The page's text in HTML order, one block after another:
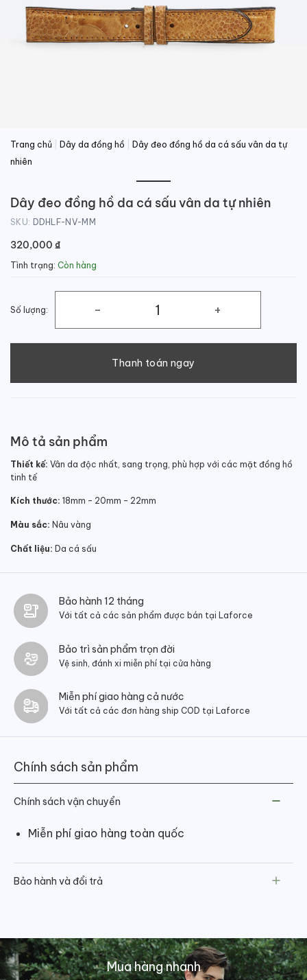
Trang chủ Dây da đồng hồ
Dây đeo đồng hồ da cá sấu vân da tự
nhiên
Dây đeo đồng hồ da cá sấu vân da tự nhiên
SKU: DDHLF-NV-MM
320,000 ₫
Tình trạng: Còn hàng
Số lượng:
Dây đeo đồng hồ da cá sấu vân da tự nhiên số lượng
Thanh toán ngay
Mô tả sản phẩm
Thiết kế: Vân da độc nhất, sang trọng, phù hợp với các mặt đồng hồ
tinh tế
Kích thước: 18mm – 20mm – 22mm
Màu sắc: Nâu vàng
Chất liệu: Da cá sấu
Bảo hành 12 tháng
Với tất cả các sản phẩm được bán tại Laforce
Bảo trì sản phẩm trọn đời
Vệ sinh, đánh xi miễn phí tại cửa hàng
Miễn phí giao hàng cả nước
Với tất cả các đơn hàng ship COD tại Laforce
Chính sách sản phẩm
Chính sách vận chuyển
Miễn phí giao hàng toàn quốc
Bảo hành và đổi trả
Mua hàng nhanh